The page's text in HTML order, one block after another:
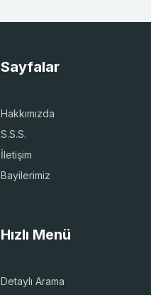
Sayfalar
Hakkımızda
S.S.S.
İletişim
Bayilerimiz
Hızlı Menü
Detaylı Arama